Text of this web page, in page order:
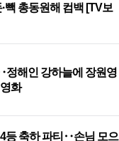
·빽 총동원해 컴백 [TV보
정해인 강하늘에 장원영
화
등 축하 파티‥손님 모으